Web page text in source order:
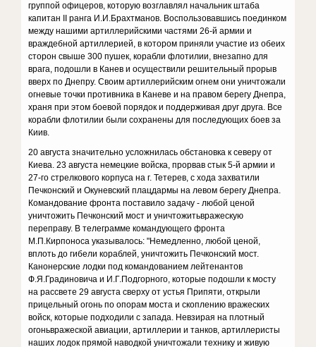
группой офицеров, которую возглавлял начальник штаба
капитан ІІ ранга И.И.Брахтманов. Воспользовавшись поединком
между нашими артиллерийскими частями 26-й армии и
враждебной артиллерией, в котором приняли участие из обеих
сторон свыше 300 пушек, корабли флотилии, внезапно для
врага, подошли в Канев и осуществили решительный прорыв
вверх по Днепру. Своим артиллерийским огнем они уничтожали
огневые точки противника в Каневе и на правом берегу Днепра,
храня при этом боевой порядок и поддерживая друг друга. Все
корабли флотилии были сохранены для последующих боев за
Киив.
20 августа значительно усложнилась обстановка к северу от
Киева. 23 августа немецкие войска, прорвав стык 5-й армии и
27-го стрелкового корпуса на г. Тетерев, с хода захватили
Печконский и Окуневский плацдармы на левом берегу Днепра.
Командование фронта поставило задачу - любой ценой
уничтожить Печконский мост и уничтожитьвражескую
переправу. В телеграмме командующего фронта
М.П.Кирпоноса указывалось: "Немедленно, любой ценой,
вплоть до гибели кораблей, уничтожить Печконский мост.
Канонерские лодки под командованием лейтенантов
Ф.Я.Градиновича и И.Г.Подгорного, которые подошли к мосту
на рассвете 29 августа сверху от устья Припяти, открыли
прицельный огонь по опорам моста и скоплению вражеских
войск, которые подходили с запада. Невзирая на плотный
огоньвражеской авиации, артиллерии и танков, артиллеристы
наших лодок прямой наводкой уничтожали технику и живую